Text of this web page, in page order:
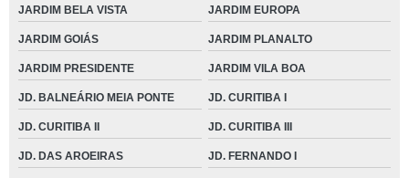
JARDIM BELA VISTA JARDIM EUROPA
JARDIM GOIÁS JARDIM PLANALTO
JARDIM PRESIDENTE JARDIM VILA BOA
JD. BALNEÁRIO MEIA PONTE JD. CURITIBA I
JD. CURITIBA II JD. CURITIBA III
JD. DAS AROEIRAS JD. FERNANDO I